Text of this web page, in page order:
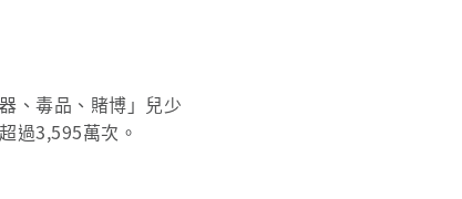
、毒品、賭博」兒少
過3,595萬次。